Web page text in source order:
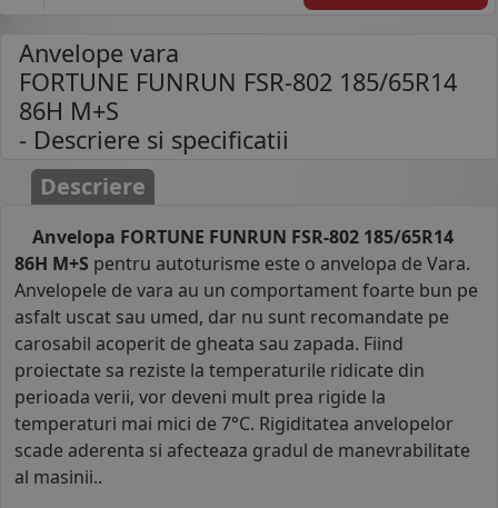
Anvelope vara
FORTUNE FUNRUN FSR-802 185/65R14
86H M+S
- Descriere si specificatii
Descriere
Anvelopa FORTUNE FUNRUN FSR-802 185/65R14
86H M+S pentru autoturisme este o anvelopa de Vara.
Anvelopele de vara au un comportament foarte bun pe
asfalt uscat sau umed, dar nu sunt recomandate pe
carosabil acoperit de gheata sau zapada. Fiind
proiectate sa reziste la temperaturile ridicate din
perioada verii, vor deveni mult prea rigide la
temperaturi mai mici de 7°C. Rigiditatea anvelopelor
scade aderenta si afecteaza gradul de manevrabilitate
al masinii..